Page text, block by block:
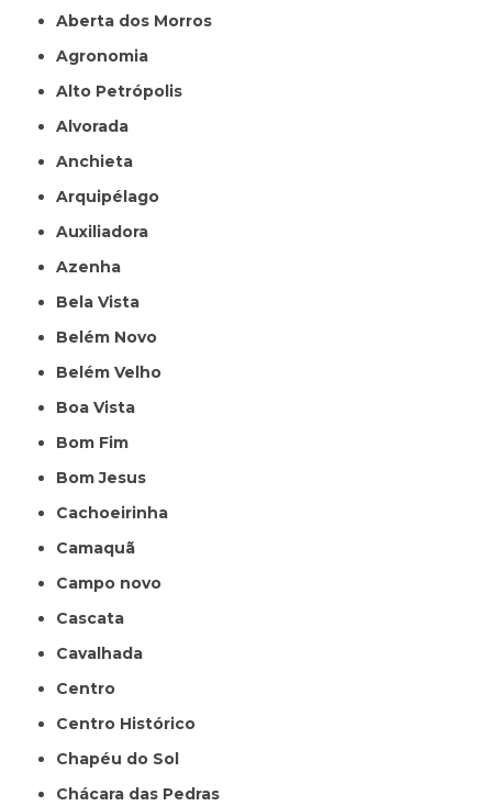
Aberta dos Morros
Agronomia
Alto Petrópolis
Alvorada
Anchieta
Arquipélago
Auxiliadora
Azenha
Bela Vista
Belém Novo
Belém Velho
Boa Vista
Bom Fim
Bom Jesus
Cachoeirinha
Camaquã
Campo novo
Cascata
Cavalhada
Centro
Centro Histórico
Chapéu do Sol
Chácara das Pedras